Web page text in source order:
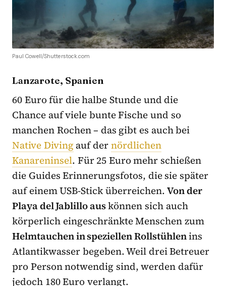
Paul Cowell/Shutterstock.com
Lanzarote, Spanien
60 Euro für die halbe Stunde und die
Chance auf viele bunte Fische und so
manchen Rochen – das gibt es auch bei
Native Diving auf dernördlichen
Kanareninsel. Für 25 Euro mehr schießen
die Guides Erinnerungsfotos, die sie später
auf einem USB-Stick überreichen.Von der
Playa del Jablillo auskönnen sich auch
körperlich eingeschränkte Menschen zum
Helmtauchen in speziellen Rollstühlenins
Atlantikwasser begeben. Weil drei Betreuer
pro Person notwendig sind, werden dafür
jedoch 180 Euro verlangt.